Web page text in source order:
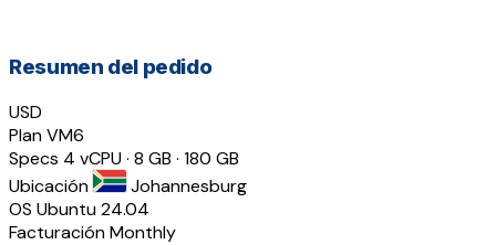
Resumen del pedido
USD
PlanVM6
Specs 4 vCPU · 8 GB · 180 GB
Ubicación
Johannesburg
OS Ubuntu 24.04
FacturaciónMonthly